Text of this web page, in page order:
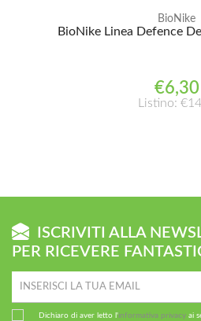
BioNike
BioNike Linea Defence
€6,30
Listino:
ISCRIVITI ALLA
PER RICEVERE
Dichiaro di aver letto l'informativa privacy ai